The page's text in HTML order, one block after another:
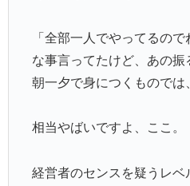
「全部一人でやってるの
な事言ってたけど、あの
朝一夕で身につくものでは
相当やばいですよ、ここ。
経営者のセンスを疑うレベ